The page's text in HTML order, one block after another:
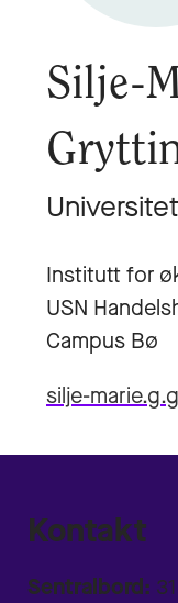
Silje-
Institutt for
USN
Campus Bø
silje-
Kontakt
Sentralbord: